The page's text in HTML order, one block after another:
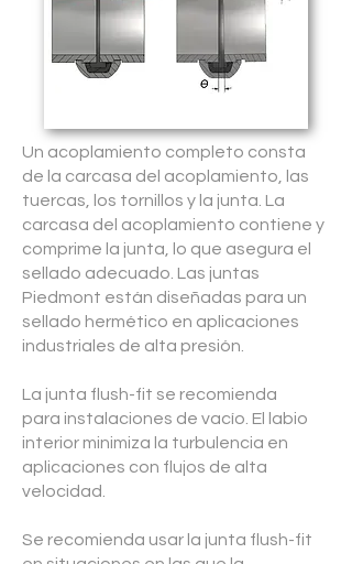
Un acoplamiento completo consta
de la carcasa del acoplamiento, las
tuercas, los tornillos y la junta. La
carcasa del acoplamiento contiene y
comprime la junta, lo que asegura el
sellado adecuado . Las juntas
Piedmont están diseñadas para un
sellado hermético en aplicaciones
industriales de alta presión.
La junta flush-fit se recomienda
para instalaciones de vacío. El labio
interior minimiza la turbulencia en
aplicaciones con flujos de alta
velocidad.
Se recomienda usar la junta flush-fit